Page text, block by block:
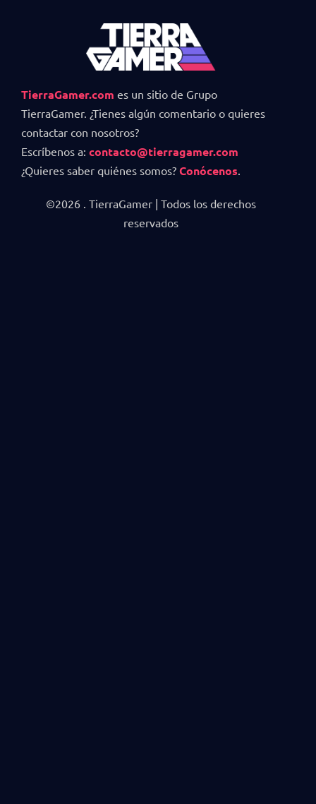
TierraGamer.com es un sitio de Grupo
TierraGamer. ¿Tienes algún comentario o quieres
contactar con nosotros?
Escríbenos a: contacto@tierragamer.com
¿Quieres saber quiénes somos? Conócenos
©2026 . TierraGamer | Todos los derechos
reservados